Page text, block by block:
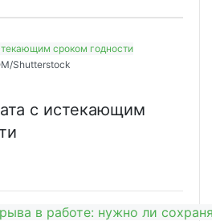
Shutterstoсk
с истекающим